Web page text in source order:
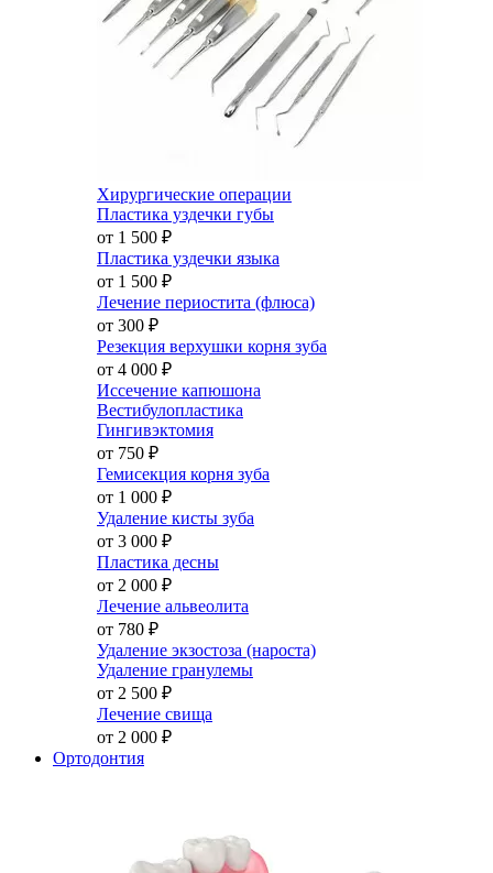
Хирургические операции
Пластика уздечки губы
от 1 500 ₽
Пластика уздечки языка
от 1 500 ₽
Лечение периостита (флюса)
от 300 ₽
Резекция верхушки корня зуба
от 4 000 ₽
Иссечение капюшона
Вестибулопластика
Гингивэктомия
от 750 ₽
Гемисекция корня зуба
от 1 000 ₽
Удаление кисты зуба
от 3 000 ₽
Пластика десны
от 2 000 ₽
Лечение альвеолита
от 780 ₽
Удаление экзостоза (нароста)
Удаление гранулемы
от 2 500 ₽
Лечение свища
от 2 000 ₽
Ортодонтия